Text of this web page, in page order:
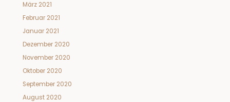
März 2021
Februar 2021
Januar 2021
Dezember 2020
November 2020
Oktober 2020
September 2020
August 2020